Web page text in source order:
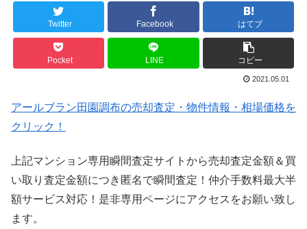
Twitter Facebook はてブ
Pocket LINE コピー
2021.05.01
アールブラン田園調布の売却査定・物件情報・相場価格を
クリック！
上記マンション専用瞬間査定サイトから売却査定金額＆買
い取り査定金額につき匿名で瞬間査定！仲介手数料最大半
額サービス対応！是非専用ページにアクセスをお願い致し
ます。